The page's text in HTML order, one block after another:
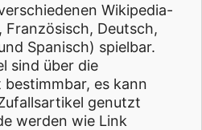
Wikipedia-
Französisch, Deutsch,
Spanisch) spielbar.
sind über die
es kann
genutzt
werden wie Link